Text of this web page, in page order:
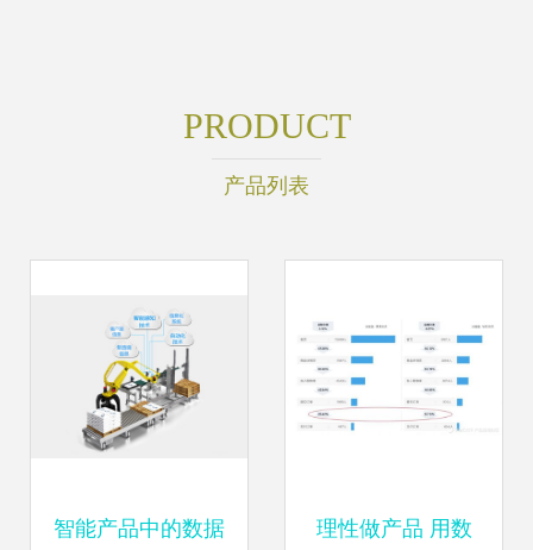
PRODUCT
产品列表
智能产品中的数据 理性做产品 用数